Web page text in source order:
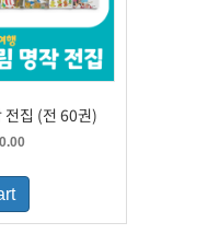
전집 (전 60권)
Current
is: